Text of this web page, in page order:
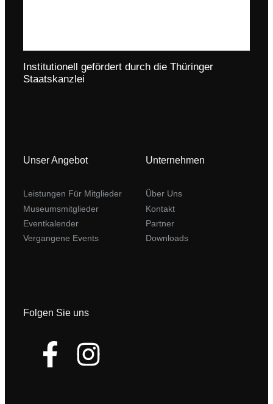
Institutionell gefördert durch die Thüringer
Staatskanzlei
Unser Angebot
Leistungen Für Mitglieder
Museumsmitglieder
Eventkalender
Vergangene Events
Unternehmen
Über Uns
Kontakt
Partner
Downloads
Folgen Sie uns